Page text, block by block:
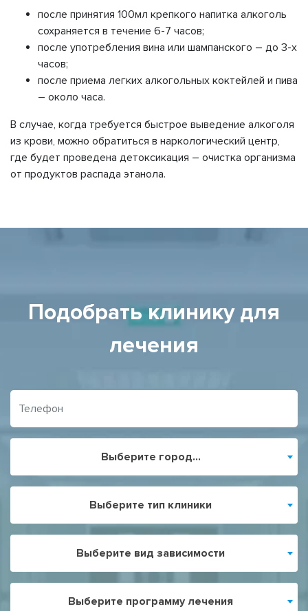
после принятия 100мл крепкого напитка алкоголь
сохраняется в течение 6-7 часов;
после употребления вина или шампанского – до 3-х
часов;
после приема легких алкогольных коктейлей и пива
– около часа.
В случае, когда требуется быстрое выведение алкоголя
из крови, можно обратиться в наркологический центр,
где будет проведена детоксикация – очистка организма
от продуктов распада этанола.
Подобрать клинику для
лечения
Выберите город...
Выберите тип клиники
Выберите вид зависимости
Выберите программу лечения